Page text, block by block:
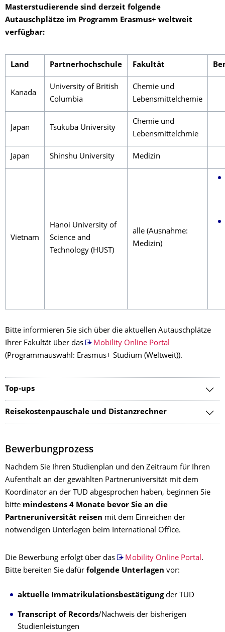
Masterstudierende sind derzeit folgende
Autauschplätze im Programm Erasmus+ weltweit
verfügbar:
Land Partnerhochschule Fakultät
Kanada
University of British
Columbia
Chemie und
Lebensmittelchemie
Japan Tsukuba University
Chemie und
Lebensmittelchmie
Japan Shinshu University Medizin
Vietnam
Hanoi University of
Science and
Technology (HUST)
alle (Ausnahme:
Medizin)
Bitte informieren Sie sich über die aktuellen Autauschplätze
Ihrer Fakultät über das
Mobility Online Portal
(Programmauswahl: Erasmus+ Studium (Weltweit)).
Top-ups
Reisekostenpauschale und Distanzrechner
Bewerbungprozess
Nachdem Sie Ihren Studienplan und den Zeitraum für Ihren
Aufenthalt an der gewählten Partneruniversität mit dem
Koordinator an der TUD abgesprochen haben, beginnen Sie
bitte mindestens 4 Monate bevor Sie an die
Partneruniversität reisen mit dem Einreichen der
notwendigen Unterlagen beim International Office.
Die Bewerbung erfolgt über das Mobility Online Portal.
Bitte bereiten Sie dafür folgende Unterlagen vor:
aktuelle Immatrikulationsbestätigungder TUD
Transcript of Records/Nachweis der bisherigen
Studienleistungen